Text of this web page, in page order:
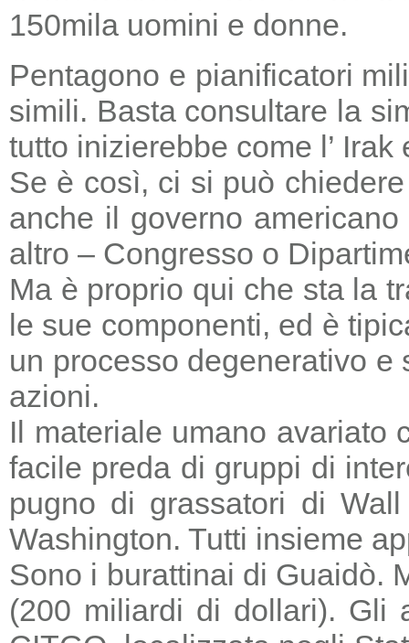
150mila uomini e donne.
Pentagono e pianificatori
simili. Basta consultare la
tutto inizierebbe come l’
Se è così, ci si può
anche il governo
altro – Congresso o
Ma è proprio qui che sta la
le sue componenti, ed è
un processo degenerativo
azioni.
Il materiale umano avariato
facile preda di gruppi di
pugno di grassatori di
Washington. Tutti insieme
Sono i burattinai di Guaidò.
(200 miliardi di dollari). Gli